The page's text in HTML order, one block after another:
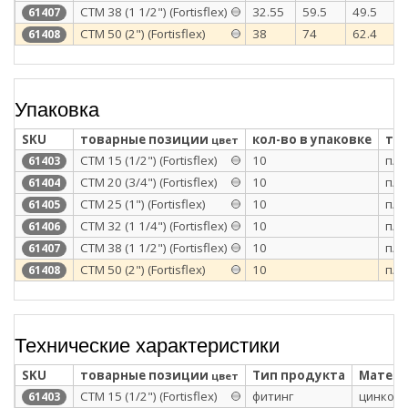
61407 СТМ 38 (1 1/2") (Fortisflex) 32.55 59.5 49.5
61408 СТМ 50 (2") (Fortisflex) 38 74 62.4
Упаковка
SKU товарные позиции цвет кол-во в упаковке
61403 СТМ 15 (1/2") (Fortisflex) 10 п/э
61404 СТМ 20 (3/4") (Fortisflex) 10 п/э
61405 СТМ 25 (1") (Fortisflex) 10 п/э
61406 СТМ 32 (1 1/4") (Fortisflex) 10 п/э
61407 СТМ 38 (1 1/2") (Fortisflex) 10 п/э
61408 СТМ 50 (2") (Fortisflex) 10 п/э
Технические характеристики
SKU товарные позиции цвет Тип продукта
61403 СТМ 15 (1/2") (Fortisflex) фитинг